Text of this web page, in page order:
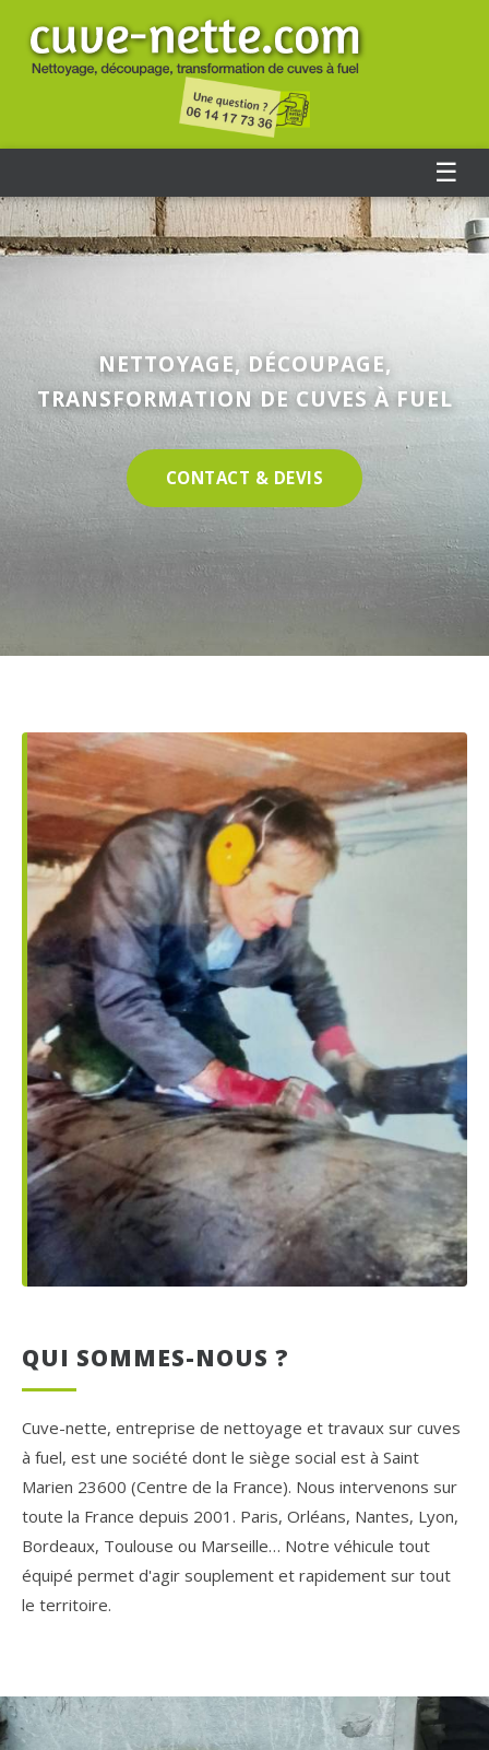
☰
NETTOYAGE, DÉCOUPAGE,
TRANSFORMATION DE CUVES À FUEL
CONTACT & DEVIS
QUI SOMMES-NOUS ?
Cuve-nette, entreprise de nettoyage et travaux sur cuves
à fuel, est une société dont le siège social est à Saint
Marien 23600 (Centre de la France). Nous intervenons sur
toute la France depuis 2001. Paris, Orléans, Nantes, Lyon,
Bordeaux, Toulouse ou Marseille… Notre véhicule tout
équipé permet d'agir souplement et rapidement sur tout
le territoire.